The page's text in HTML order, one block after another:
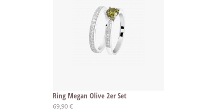
Ring Megan Olive 2er Set
Ab
69,90 €